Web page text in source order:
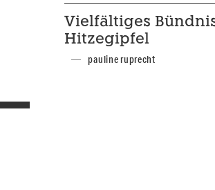
Vielfältiges
Hitzegipfel
pauline ruprecht